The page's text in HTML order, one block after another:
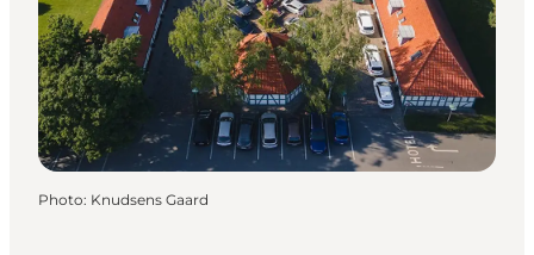
Photo: Knudsens Gaard